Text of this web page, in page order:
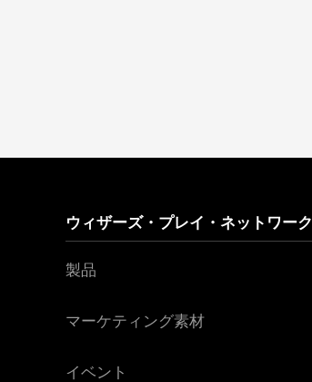
ウィザーズ・プレイ・ネットワーク
製品
マーケティング素材
イベント